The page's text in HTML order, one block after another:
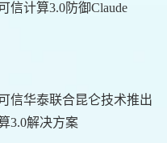
信计算3.0防御Claude
信华泰联合昆仑技术推出
3.0解决方案